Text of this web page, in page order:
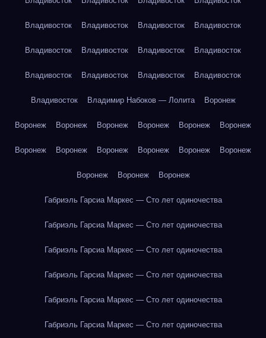
Владивосток Владивосток Владивосток Владивосток
Владивосток Владивосток Владивосток Владивосток
Владивосток Владивосток Владивосток Владивосток
Владивосток Владимир Набоков — Лолита Воронеж
Воронеж Воронеж Воронеж Воронеж Воронеж Воронеж
Воронеж Воронеж Воронеж Воронеж Воронеж Воронеж
Воронеж Воронеж Воронеж
Габриэль Гарсиа Маркес — Сто лет одиночества
Габриэль Гарсиа Маркес — Сто лет одиночества
Габриэль Гарсиа Маркес — Сто лет одиночества
Габриэль Гарсиа Маркес — Сто лет одиночества
Габриэль Гарсиа Маркес — Сто лет одиночества
Габриэль Гарсиа Маркес — Сто лет одиночества